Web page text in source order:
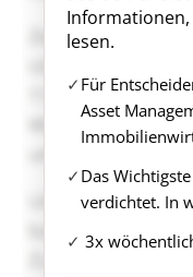
Informationen,
lesen.
Für
Asset
Das
verdichtet. In
3x